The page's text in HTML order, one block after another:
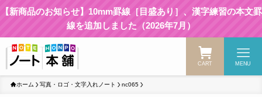
【新商品のお知らせ】10mm罫線［目盛あり］、漢字練習の本文罫
線を追加しました（2026年7月）
CART MENU
ホーム 写真・ロゴ・文字入れノート nc065